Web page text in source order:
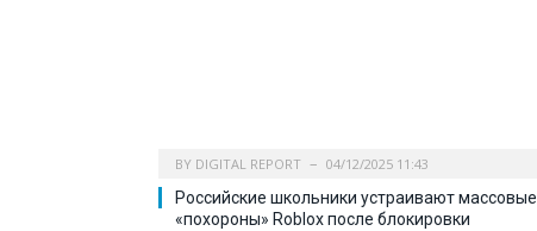
BY DIGITAL REPORT 04/12/2025 11:43
Российские школьники устраивают массовые
«похороны» Roblox после блокировки